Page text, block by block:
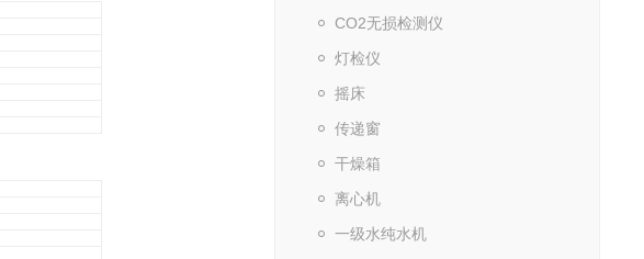
CO2无损检测仪
灯检仪
摇床
传递窗
干燥箱
离心机
一级水纯水机